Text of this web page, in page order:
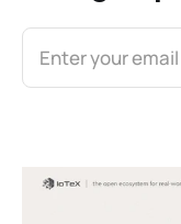
Enter your email